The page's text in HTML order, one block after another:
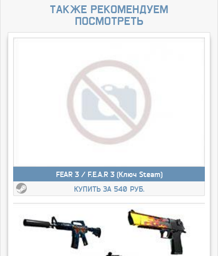
Также рекомендуем
посмотреть
FEAR 3 / F.E.A.R 3 (Ключ Steam)
КУПИТЬ ЗА 540 РУБ.